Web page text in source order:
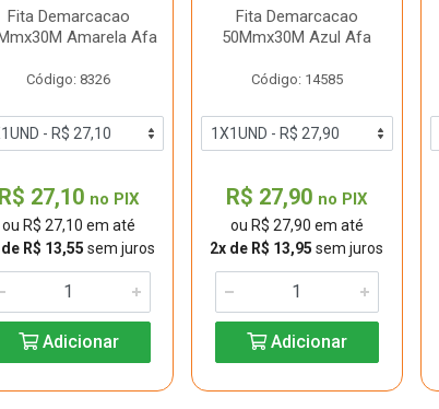
Fita Demarcacao
Amarela Afa
Código: 8326
27,10 no PIX
ou R$ 27,10 em até
R$ 13,55 sem juros
Adicionar
Fita Demarcacao
50Mmx30M Azul Afa
Código: 14585
R$ 27,90 no PIX
ou R$ 27,90 em até
2x de R$ 13,95 sem juros
Adicionar